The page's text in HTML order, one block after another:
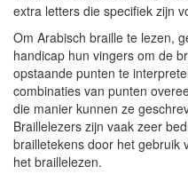
extra letters die specifiek zijn
Om Arabisch braille te lezen,
handicap hun vingers om de
opstaande punten te
combinaties van punten
die manier kunnen ze
Braillelezers zijn vaak zeer
brailletekens door het gebruik
het braillelezen.